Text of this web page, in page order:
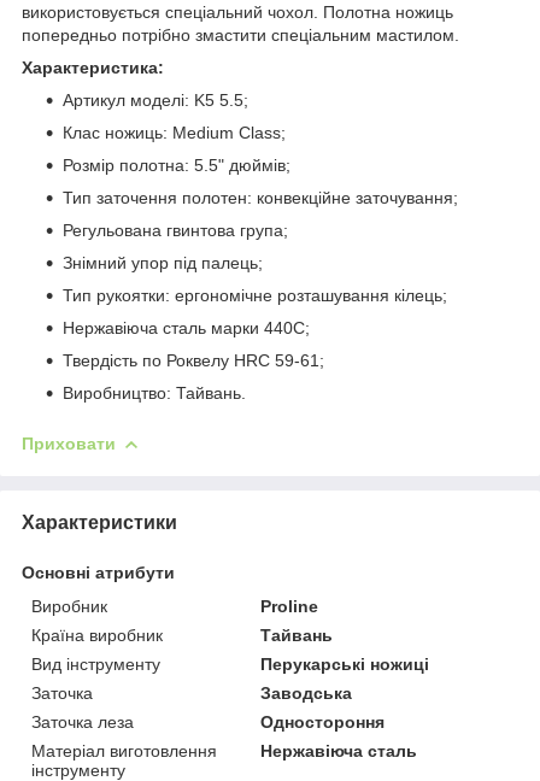
використовується спеціальний чохол. Полотна ножиць
попередньо потрібно змастити спеціальним мастилом.
Характеристика:
Артикул моделі: K5 5.5;
Клас ножиць: Medium Class;
Розмір полотна: 5.5" дюймів;
Тип заточення полотен: конвекційне заточування;
Регульована гвинтова група;
Знімний упор під палець;
Тип рукоятки: ергономічне розташування кілець;
Нержавіюча сталь марки 440С;
Твердість по Роквелу HRC 59-61;
Виробництво: Тайвань.
Приховати
Характеристики
Основні атрибути
Виробник
Proline
Країна виробник
Тайвань
Вид інструменту
Перукарські ножиці
Заточка
Заводська
Заточка леза
Одностороння
Матеріал виготовлення
інструменту
Нержавіюча сталь